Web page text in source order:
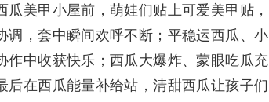
美甲小屋前，萌娃们贴上可爱美甲贴，
，套中瞬间欢呼不断；平稳运西瓜、小
中收获快乐；西瓜大爆炸、蒙眼吃瓜充
在西瓜能量补给站，清甜西瓜让孩子们